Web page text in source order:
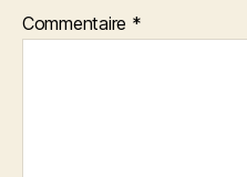
Commentaire *